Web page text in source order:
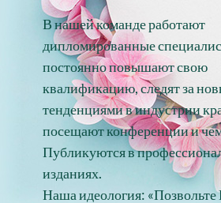
В нашей команде работают
дипломированные
постоянно повышают свою
квалификацию, следят за
тенденциями в индустрии
посещают конференции и
Публикуются в
изданиях.
Наша идеология: